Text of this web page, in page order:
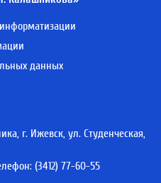
данных
г. Ижевск, ул. Студенческая,
(3412) 77-60-55